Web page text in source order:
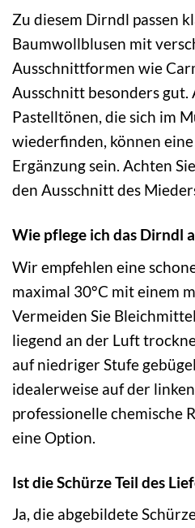
Zu diesem Dirndl passen
Baumwollblusen mit
Ausschnittformen wie
Ausschnitt besonders gut.
Pastelltönen, die sich im
wiederfinden, können
Ergänzung sein. Achten
den Ausschnitt des
Wie pflege ich das Dirndl
Wir empfehlen eine
maximal 30°C mit einem
Vermeiden Sie
liegend an der Luft
auf niedriger Stufe
idealerweise auf der
professionelle chemische
eine Option.
Ist die Schürze Teil des
Ja, die abgebildete